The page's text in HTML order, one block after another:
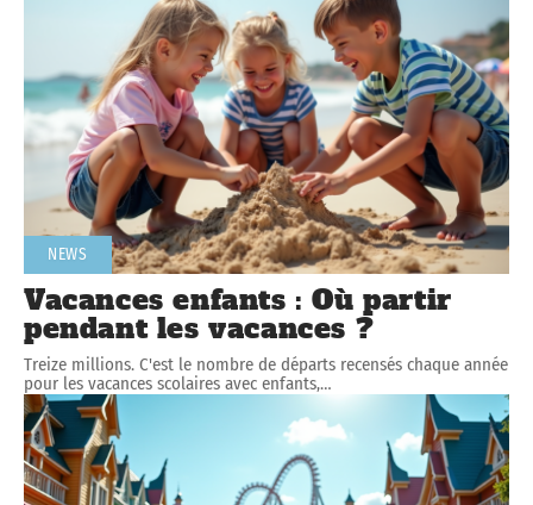
NEWS
Vacances enfants : Où partir
pendant les vacances ?
Treize millions. C'est le nombre de départs recensés chaque année
pour les vacances scolaires avec enfants,…